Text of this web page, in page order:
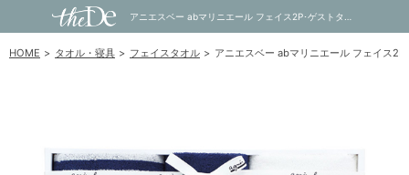
HOME タオル・寝具 フェイスタオル アニエスベー abマリニエール フェイス